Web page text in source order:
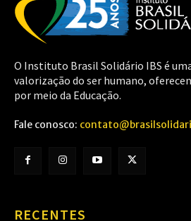
O Instituto Brasil Solidário IBS é
valorização do ser humano,
por meio da Educação.
Fale conosco:
RECENTES